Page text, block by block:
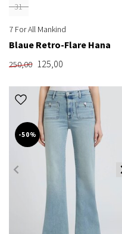
31
7 For All Mankind
Blaue Retro-Flare Hana
250,00 125,00
-50%